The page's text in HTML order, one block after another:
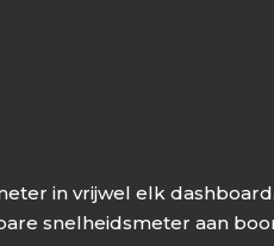
in vrijwel elk
snelheidsmeter aan